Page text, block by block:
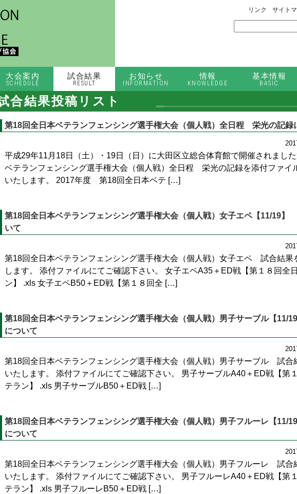
リンク サイト
大会案内
SCHEDULE
試合結果
RESULT
お知らせ
INFORMATION
情報
KNOWLEDGE
基本情報
BASIC
合結果投稿リスト
第18回全日本ベテランフェンシング選手権大会（個人戦）全日程 栄光の記録
平成29年11月18日（土）・19日（日）に大田区立総合体育館で開催されまし
ベテランフェンシング選手権大会（個人戦）全日程 栄光の記録を添付ファイ
いたします。 2017年度 第18回全日本ベテ […]
第18回全日本ベテランフェンシング選手権大会（個人戦）女子エペ【11/19】
いて
第18回全日本ベテランフェンシング選手権大会（個人戦）女子エペ 試合結果
します。 添付ファイルにてご確認下さい。 女子エペA35＋ED戦【第１８回全
ン】 .xls 女子エペB50＋ED戦【第１８回全 […]
第18回全日本ベテランフェンシング選手権大会（個人戦）男子サーブル【11/
について
第18回全日本ベテランフェンシング選手権大会（個人戦）男子サーブル 試合
いたします。 添付ファイルにてご確認下さい。 男子サーブルA40＋ED戦【第
テラン】 .xls 男子サーブルB50＋ED戦 […]
第18回全日本ベテランフェンシング選手権大会（個人戦）男子フルーレ【11/
について
第18回全日本ベテランフェンシング選手権大会（個人戦）男子フルーレ 試合
いたします。 添付ファイルにてご確認下さい。 男子フルーレA40＋ED戦【第
テラン】 .xls 男子フルーレB50＋ED戦 […]